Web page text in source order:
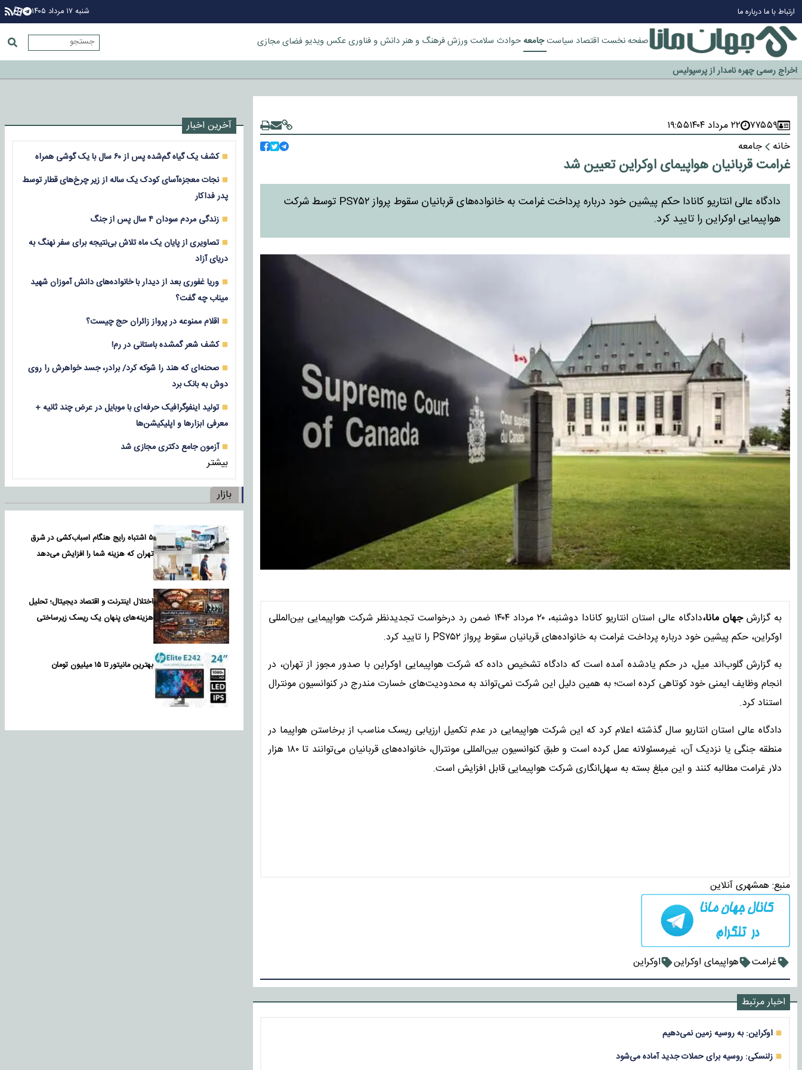
ارتباط با مادرباره ما شنبه ۱۷ مرداد ۱۴۰۵
صفحه نخست اقتصاد سیاستجامعه حوادث سلامت ورزشفرهنگ و هنردانش و فناوری عکس ویدیوفضای مجازی
چرا طلا دوباره افزایشی شد؟
گزینه جدایی اوسمار روی میز مدیران پرسپولیس
آیا رئیس جمهور آمریکا قانون را دور می‌زند؟
اخراج رسمی چهره نامدار از پرسپولیس
سازمان اطلاعات سپاه: پروژه دولت ترامپ برای مهار چین، روسیه و اروپا شکست خورد
۷۷۵۵۹ ۲۲ مرداد ۱۴۰۴
۱۹:۵۵
خانه
جامعه
غرامت قربانیان هواپیمای اوکراین تعیین شد
دادگاه عالی انتاریو کانادا حکم پیشین خود درباره پرداخت غرامت به خانواده‌های قربانیان سقوط پرواز PS۷۵۲ توسط شرکت
هواپیمایی اوکراین را تایید کرد.
به گزارشجهان مانا،
دادگاه عالی استان انتاریو کانادا دوشنبه، ۲۰ مرداد ۱۴۰۴ ضمن رد درخواست تجدیدنظر شرکت هواپیمایی بین‌المللی
اوکراین، حکم پیشین خود درباره پرداخت غرامت به خانواده‌های قربانیان سقوط پرواز PS۷۵۲ را تایید کرد.
به گزارش گلوب‌اند میل، در حکم یادشده آمده است که دادگاه تشخیص داده که شرکت هواپیمایی اوکراین با صدور مجوز از تهران، در
انجام وظایف ایمنی خود کوتاهی کرده است؛ به همین دلیل این شرکت نمی‌تواند به محدودیت‌های خسارت مندرج در کنوانسیون مونترال
استناد کرد.
دادگاه عالی استان انتاریو سال گذشته اعلام کرد که این شرکت هواپیمایی در عدم تکمیل ارزیابی ریسک مناسب از برخاستن هواپیما در
منطقه جنگی یا نزدیک آن، غیرمسئولانه عمل کرده است و طبق کنوانسیون بین‌المللی مونترال، خانواده‌های قربانیان می‌توانند تا ۱۸۰ هزار
دلار غرامت مطالبه کنند و این مبلغ بسته به سهل‌انگاری شرکت هواپیمایی قابل افزایش است.
منبع: همشهری آنلاین
غرامت هواپیمای اوکراین اوکراین
اخبار مرتبط
اوکراین: به روسیه زمین نمی‌دهیم
زلنسکی: روسیه برای حملات جدید آماده می‌شود
آخرین اخبار
کشف یک گیاه گم‌شده پس از ۶۰ سال با یک گوشی همراه
نجات معجزه‌آسای کودک یک ساله از زیر چرخ‌های قطار توسط
پدر فداکار
زندگی مردم سودان ۴ سال پس از جنگ
تصاویری از پایان یک ماه تلاش بی‌نتیجه برای سفر نهنگ به
دریای آزاد
وریا غفوری بعد از دیدار با خانواده‌های دانش آموزان شهید
میناب چه گفت؟
اقلام ممنوعه در پرواز زائران حج چیست؟
کشف شعر گمشده باستانی در رم!
صحنه‌ای که هند را شوکه کرد/ برادر، جسد خواهرش را روی
دوش به بانک برد
تولید اینفوگرافیک حرفه‌ای با موبایل در عرض چند ثانیه +
معرفی ابزارها و اپلیکیشن‌ها
آزمون جامع دکتری مجازی شد
بیشتر
بازار
۵ اشتباه رایج هنگام اسباب‌کشی در شرق
تهران که هزینه شما را افزایش می‌دهد
اختلال اینترنت و اقتصاد دیجیتال؛ تحلیل
هزینه‌های پنهان یک ریسک زیرساختی
بهترین مانیتور تا ۱۵ میلیون تومان